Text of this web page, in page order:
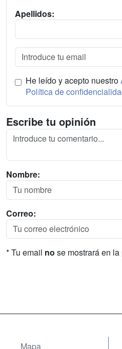
Apellidos:
He leído y acepto nuestro
Política de
Escribe tu opinión
Nombre:
Correo:
* Tu email no se mostrará en la
Mapa